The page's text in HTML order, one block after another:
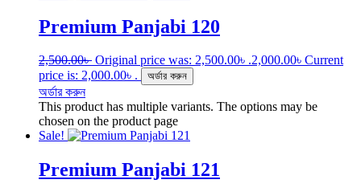
Premium Panjabi 120
2,500.00৳ Original price was: 2,500.00৳ .2,000.00৳ Current
price is: 2,000.00৳ .
অর্ডার করুন
অর্ডার করুন
This product has multiple variants. The options may be
chosen on the product page
Sale!
Premium Panjabi 121